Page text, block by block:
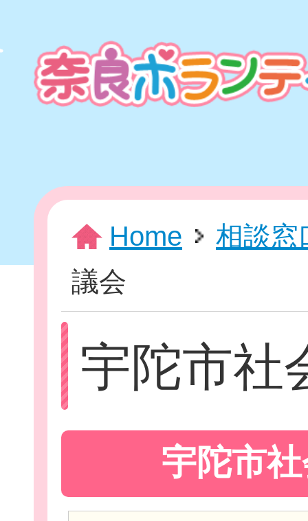
HOME
新着情報
Let'sボランテ
子ども向けボ
Home
相談窓
議会
宇陀市社
宇陀市